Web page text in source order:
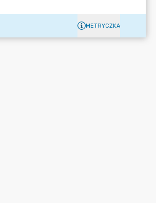
METRYCZKA